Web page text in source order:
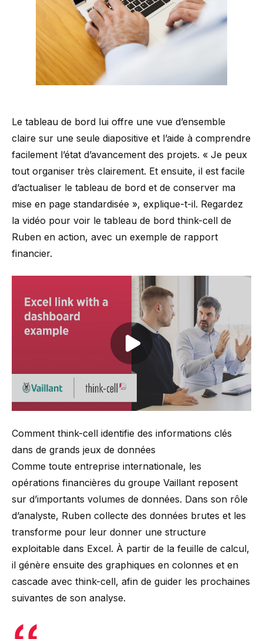
Le tableau de bord lui offre une vue d’ensemble
claire sur une seule diapositive et l’aide à comprendre
facilement l’état d’avancement des projets. « Je peux
tout organiser très clairement. Et ensuite, il est facile
d’actualiser le tableau de bord et de conserver ma
mise en page standardisée », explique-t-il. Regardez
la vidéo pour voir le tableau de bord think-cell de
Ruben en action, avec un exemple de rapport
financier.
Play video
Comment think-cell identifie des informations clés
dans de grands jeux de données
Comme toute entreprise internationale, les
opérations financières du groupe Vaillant reposent
sur d’importants volumes de données. Dans son rôle
d’analyste, Ruben collecte des données brutes et les
transforme pour leur donner une structure
exploitable dans Excel. À partir de la feuille de calcul,
il génère ensuite des graphiques en colonnes et en
cascade avec think-cell, afin de guider les prochaines
suivantes de son analyse.